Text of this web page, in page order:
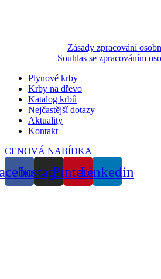
Zásady zpracování
Souhlas se zpracováním
Plynové krby
Krby na dřevo
Katalog krbů
Nejčastější dotazy
Aktuality
Kontakt
CENOVÁ NABÍDKA
InstagramPinterestLinkedin